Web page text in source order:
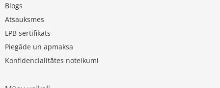
Blogs
Atsauksmes
LPB sertifikāts
Piegāde un apmaksa
Konfidencialitātes noteikumi